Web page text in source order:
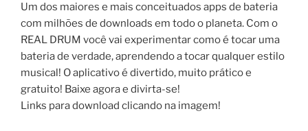
Um dos maiores e mais conceituados apps de bateria
com milhões de downloads em todo o planeta. Com o
REAL DRUM você vai experimentar como é tocar uma
bateria de verdade, aprendendo a tocar qualquer estilo
musical! O aplicativo é divertido, muito prático e
gratuito! Baixe agora e divirta-se!
Links para download clicando na imagem!